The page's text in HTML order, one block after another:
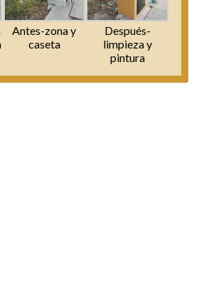
Antes-zona y
caseta
Después-
limpieza y
pintura